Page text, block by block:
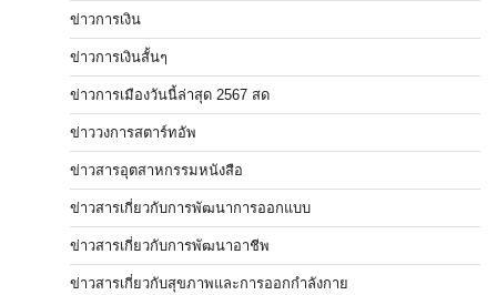
ข่าวการเงิน
ข่าวการเงินสั้นๆ
ข่าวการเมืองวันนี้ล่าสุด 2567 สด
ข่าววงการสตาร์ทอัพ
ข่าวสารอุตสาหกรรมหนังสือ
ข่าวสารเกี่ยวกับการพัฒนาการออกแบบ
ข่าวสารเกี่ยวกับการพัฒนาอาชีพ
ข่าวสารเกี่ยวกับสุขภาพและการออกกำลังกาย